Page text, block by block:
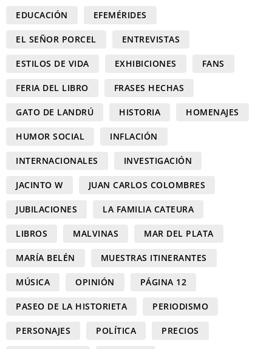
EDUCACIÓN EFEMÉRIDES
EL SEÑOR PORCEL ENTREVISTAS
ESTILOS DE VIDA EXHIBICIONES FANS
FERIA DEL LIBRO FRASES HECHAS
GATO DE LANDRÚ HISTORIA HOMENAJES
HUMOR SOCIAL INFLACIÓN
INTERNACIONALES INVESTIGACIÓN
JACINTO W JUAN CARLOS COLOMBRES
JUBILACIONES LA FAMILIA CATEURA
LIBROS MALVINAS MAR DEL PLATA
MARÍA BELÉN MUESTRAS ITINERANTES
MÚSICA OPINIÓN PÁGINA 12
PASEO DE LA HISTORIETA PERIODISMO
PERSONAJES POLÍTICA PRECIOS